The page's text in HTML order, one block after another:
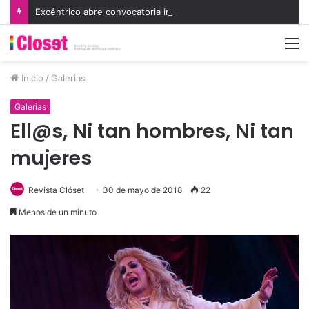
Inicio / Galerias
Galerias
Ell@s, Ni tan hombres, Ni tan
mujeres
Revista Clóset 30 de mayo de 2018 22
Menos de un minuto